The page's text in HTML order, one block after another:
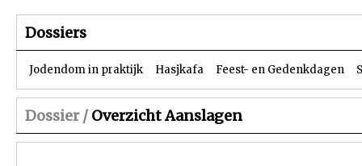
Dossiers
Jodendom in praktijk Hasjkafa Feest- en Gedenkdagen
Dossier / Overzicht Aanslagen